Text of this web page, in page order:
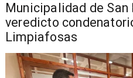
Municipalidad de
veredicto
Limpiafosas